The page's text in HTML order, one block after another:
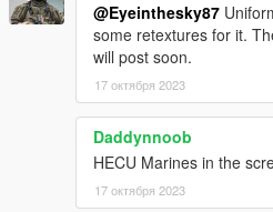
@Eyeinthesky87
some retextures for it.
will post soon.
17 октября 2023
Daddynnoob
HECU Marines in the
17 октября 2023